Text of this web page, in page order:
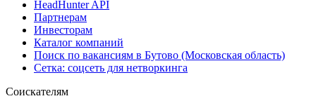
HeadHunter API
Партнерам
Инвесторам
Каталог компаний
Поиск по вакансиям в Бутово (Московская область)
Сетка: соцсеть для нетворкинга
Соискателям